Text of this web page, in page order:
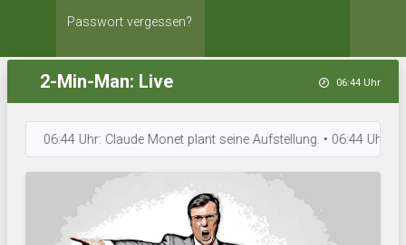
Passwort vergessen?
2-Min-Man: Live 06:44 Uhr
06:44 Uhr: Claude Monet plant seine Aufstellung. • 06:44 Uhr: